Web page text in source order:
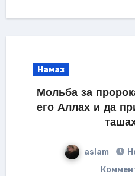
Намаз
Мольба за
его Аллах и да
aslam